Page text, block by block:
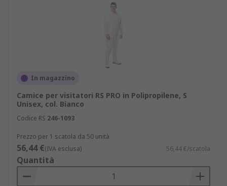
In magazzino
Camice per visitatori RS PRO in Polipropilene, S
Unisex, col. Bianco
Codice RS 246-1093
Prezzo per 1 scatola da 50 unità
56,44 €(IVA esclusa) 56,44 €/scatola
Quantità